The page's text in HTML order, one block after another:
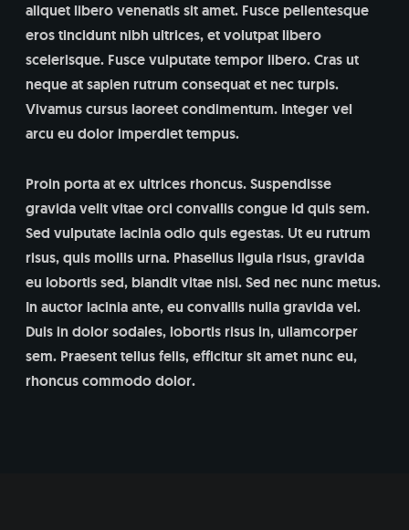
aliquet libero venenatis sit amet. Fusce pellentesque
eros tincidunt nibh ultrices, et volutpat libero
scelerisque. Fusce vulputate tempor libero. Cras ut
neque at sapien rutrum consequat et nec turpis.
Vivamus cursus laoreet condimentum. Integer vel
arcu eu dolor imperdiet tempus.
Proin porta at ex ultrices rhoncus. Suspendisse
gravida velit vitae orci convallis congue id quis sem.
Sed vulputate lacinia odio quis egestas. Ut eu rutrum
risus, quis mollis urna. Phasellus ligula risus, gravida
eu lobortis sed, blandit vitae nisi. Sed nec nunc metus.
In auctor lacinia ante, eu convallis nulla gravida vel.
Duis in dolor sodales, lobortis risus in, ullamcorper
sem. Praesent tellus felis, efficitur sit amet nunc eu,
rhoncus commodo dolor.